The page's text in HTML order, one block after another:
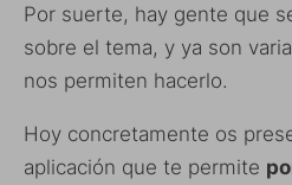
Por suerte, hay gente que
sobre el tema, y ya son
nos permiten hacerlo.
Hoy concretamente os
aplicación que te permite